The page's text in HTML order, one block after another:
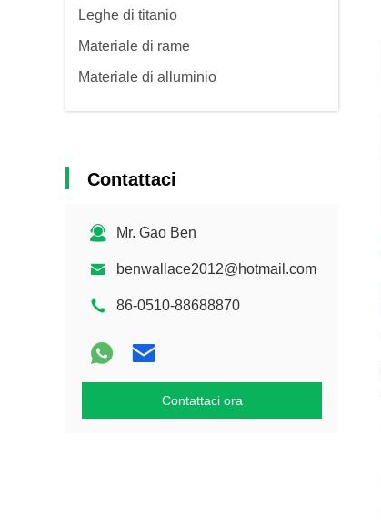
Leghe di titanio
Materiale di rame
Materiale di alluminio
Contattaci
Mr. Gao Ben
benwallace2012@hotmail.com
86-0510-88688870
Contattaci ora